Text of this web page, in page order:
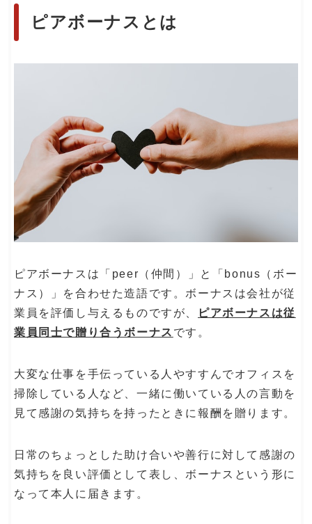
ピアボーナスとは
ピアボーナスは「peer（仲間）」と「bonus（ボー
ナス）」を合わせた造語です。ボーナスは会社が従
業員を評価し与えるものですが、
ピアボーナスは従
業員同士で贈り合うボーナス です。
大変な仕事を手伝っている人やすすんでオフィスを
掃除している人など、一緒に働いている人の言動を
見て感謝の気持ちを持ったときに報酬を贈ります。
日常のちょっとした助け合いや善行に対して感謝の
気持ちを良い評価として表し、ボーナスという形に
なって本人に届きます。